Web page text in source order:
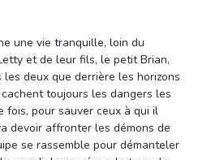
une vie tranquille, loin du
et de leur fils, le petit Brian,
deux que derrière les horizons
toujours les dangers les
fois, pour sauver ceux à qui il
devoir affronter les démons de
se rassemble pour démanteler